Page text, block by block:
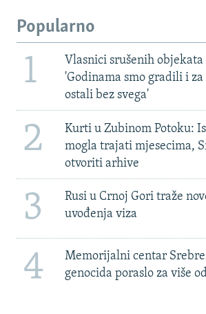
Popularno
1
Vlasnici srušenih objekata
'Godinama smo gradili i
ostali bez svega'
2
Kurti u Zubinom Potoku:
mogla trajati mjesecima,
otvoriti arhive
3
Rusi u Crnoj Gori traže
uvođenja viza
4
Memorijalni centar
genocida poraslo za više